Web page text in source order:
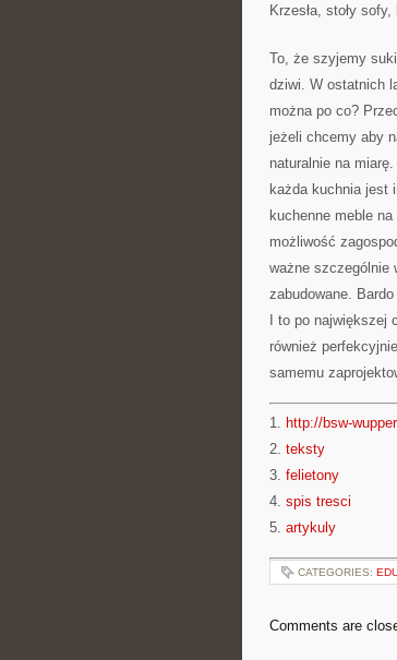
Krzesła, stoły
To, że szyjemy
dziwi. W ostatnich
można po co?
jeżeli chcemy aby
naturalnie na
każda kuchnia jest
kuchenne meble
możliwość
ważne szczególnie
zabudowane.
I to po
również
samemu
1. http://bsw-
2. teksty
3. felietony
4. spis tresci
5. artykuly
CATEGORIES:
Comments are